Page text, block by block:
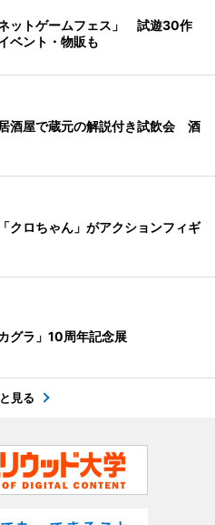
ットゲームフェス」 試遊30作
ベント・物販も
酒屋で蔵元の解説付き試飲会 酒
クロちゃん」がアクションフィギ
グラ」10周年記念展
見る